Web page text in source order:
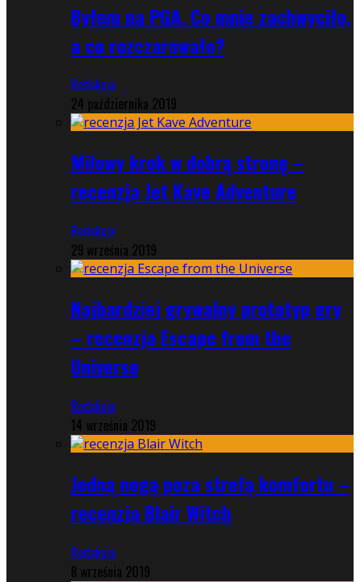
Byłem na PGA. Co mnie zachwyciło,
a co rozczarowało?
Redakcja
24 października 2019
Milowy krok w dobrą stronę –
recenzja Jet Kave Adventure
Redakcja
29 września 2019
Najbardziej grywalny prototyp gry
– recenzja Escape from the
Universe
Redakcja
14 września 2019
Jedną nogą poza strefą komfortu –
recenzja Blair Witch
Redakcja
8 września 2019